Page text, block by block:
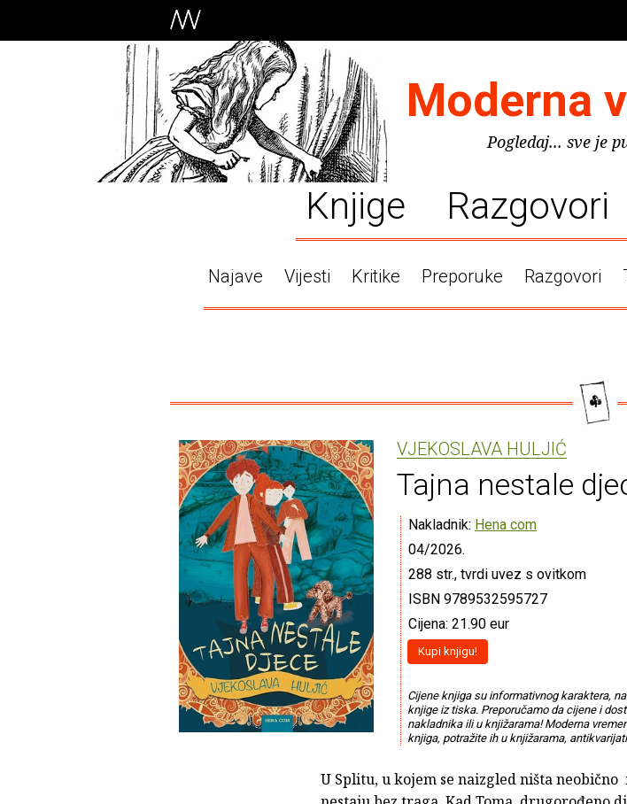
Moderna
Pogledaj... sve je
Knjige Razgovori
Najave Vijesti Kritike Preporuke Razgovori
VJEKOSLAVA HULJIĆ
Tajna nestale
Nakladnik: Hena com
04/2026.
288 str., tvrdi uvez s ovitkom
ISBN 9789532595727
Cijena: 21.90 eur
Kupi knjigu!
Cijene knjiga su informativnog karaktera,
knjige iz tiska. Preporučamo da cijene i
nakladnika ili u knjižarama! Moderna
knjiga, potražite ih u knjižarama,
U Splitu, u kojem se naizgled ništa